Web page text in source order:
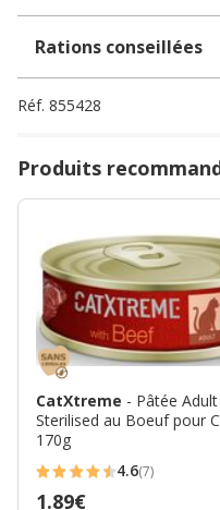
Rations conseillées
Réf. 855428
Produits
CatXtreme - Pâtée Adult
Sterilised au Boeuf pour
170g
4.6
4.6(7)
Prix
1.89€